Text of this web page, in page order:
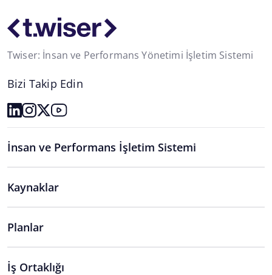
Twiser: İnsan ve Performans Yönetimi İşletim Sistemi
Bizi Takip Edin
İnsan ve Performans İşletim Sistemi
Kaynaklar
Planlar
İş Ortaklığı